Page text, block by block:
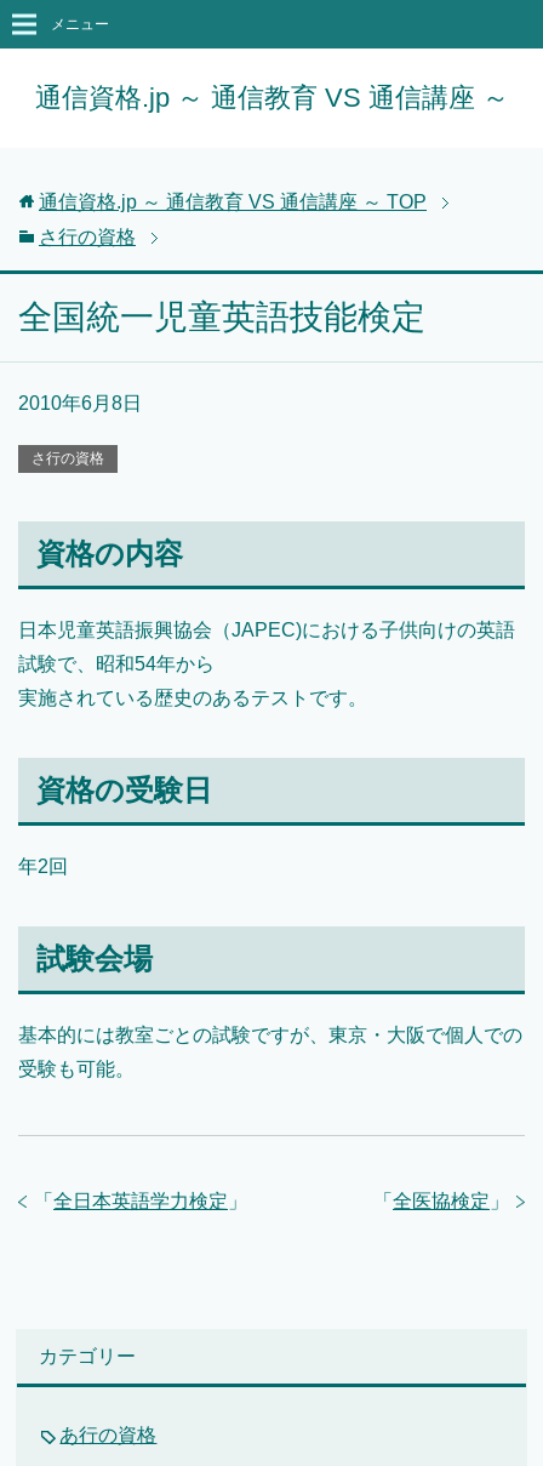
通信資格.jp ～ 通信教育 VS 通信講座 ～
メニュー
通信資格.jp ～ 通信教育 VS 通信講座 ～ TOP
さ行の資格
全国統一児童英語技能検定
2010年6月8日
さ行の資格
資格の内容
日本児童英語振興協会（JAPEC)における子供向けの英語
試験で、昭和54年から
実施されている歴史のあるテストです。
資格の受験日
年2回
試験会場
基本的には教室ごとの試験ですが、東京・大阪で個人での
受験も可能。
「 全医協検定 」
「 全日本英語学力検定 」
カテゴリー
あ行の資格